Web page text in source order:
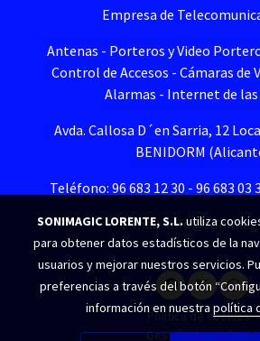
Empresa de
Antenas - Porteros y Video
Control de Accesos - Cámaras de
Alarmas - Internet de las
Avda. Callosa D´en Sarria, 12
BENIDORM
Teléfono: 96 683 12 30 - 96 683 03
e-mail.
Política de cookies
Gestión de cookies
SONIMAGIC LORENTE, S.L.utiliza
para obtener datos estadísticos de la
usuarios y mejorar nuestros servicios.
preferencias a través del botón
información en nuestra política